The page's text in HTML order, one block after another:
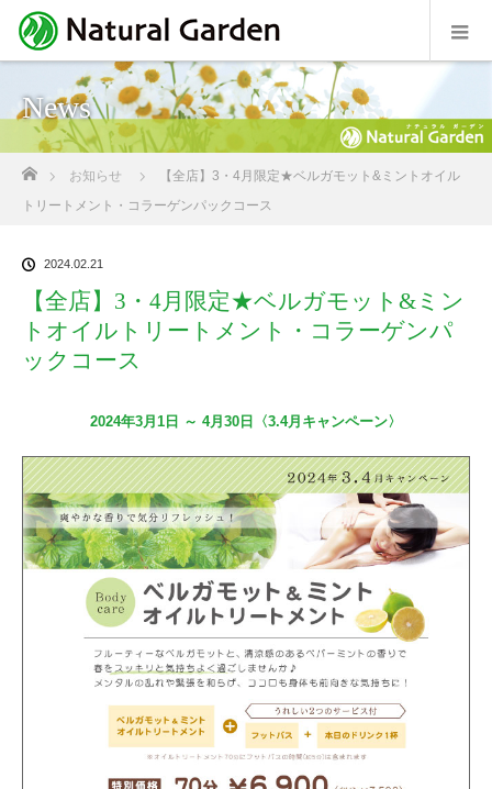
News
ホーム
お知らせ
【全店】3・4月限定★ベルガモット&ミントオイル
トリートメント・コラーゲンパックコース
2024.02.21
【全店】3・4月限定★ベルガモット&ミン
トオイルトリートメント・コラーゲンパ
ックコース
2024年3月1日 ～ 4月30日〈3.4月キャンペーン〉